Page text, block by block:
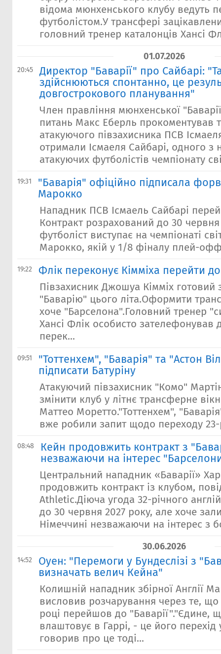
відома мюнхенського клубу ведуть
футболістом.У трансфері
головний тренер каталонців Хансі
01.07.2026
20:45
Директор "Баварії" про Сайбарі:
здійснюються спонтанно, це
довгострокового планування"
Член правління мюнхенської
питань Макс Еберль прокоментував
атакуючого півзахисника ПСВ
отримали Ісмаеля Сайбарі, одного з
атакуючих футболістів чемпіонату
19:31
"Баварія" офіційно підписала
Марокко
Нападник ПСВ Ісмаель Сайбарі
Контракт розрахований до 30 червня
футболіст виступає на чемпіонаті
Марокко, якій у 1/8 фіналу плей-офф
19:22 Флік переконує Кімміха перейти
Півзахисник Джошуа Кімміх готовий
"Баварію" цього літа.Оформити
хоче "Барселона".Головний тренер
Хансі Флік особисто зателефонував
перек...
09:51
"Тоттенхем", "Баварія" та "Астон
підписати Батуріну
Атакуючий півзахисник "Комо"
змінити клуб у літнє трансферне
Маттео Моретто."Тоттенхем",
вже робили запит щодо переходу 23-
08:48
Кейн продовжить контракт з
незважаючи на інтерес
Центральний нападник «Баварії»
продовжить контракт із клубом,
Athletic.Діюча угода 32-річного
до 30 червня 2027 року, але хоче
Німеччині незважаючи на інтерес з
30.06.2026
14:52
Оуен: "Перемоги у Бундеслізі з
визначать велич Кейна"
Колишній нападник збірної Англії
висловив розчарування через те, що
році перейшов до "Баварії"."Єдине,
влаштовує в Гаррі, - це його
говорив про це тоді...